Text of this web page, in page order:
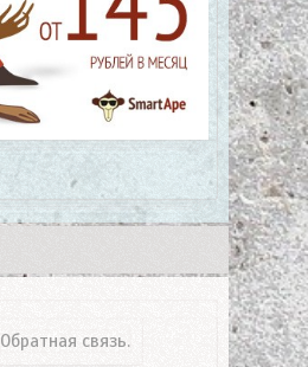
Обратная связь.